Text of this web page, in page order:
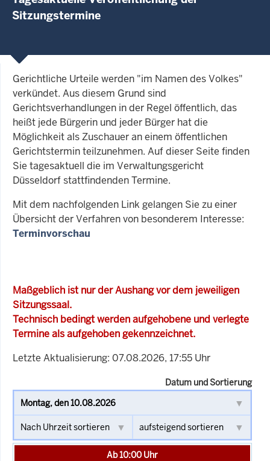
Sitzungstermine
Gerichtliche Urteile werden "im Namen des Volkes"
verkündet. Aus diesem Grund sind
Gerichtsverhandlungen in der Regel öffentlich, das
heißt jede Bürgerin und jeder Bürger hat die
Möglichkeit als Zuschauer an einem öffentlichen
Gerichtstermin teilzunehmen. Auf dieser Seite finden
Sie tagesaktuell die im Verwaltungsgericht
Düsseldorf stattfindenden Termine.
Mit dem nachfolgenden Link gelangen Sie zu einer
Übersicht der Verfahren von besonderem Interesse:
Terminvorschau
Maßgeblich ist nur der Aushang vor dem jeweiligen
Sitzungssaal.
Technisch bedingt werden aufgehobene und verlegte
Termine als aufgehoben gekennzeichnet.
Letzte Aktualisierung: 07.08.2026, 17:55 Uhr
Datum und Sortierung
Ab 10:00 Uhr